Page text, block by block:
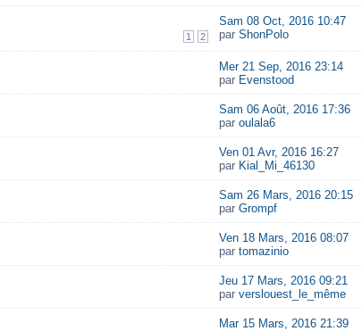
1 2
Sam 08 Oct, 2016 10:47
par ShonPolo
Mer 21 Sep, 2016 23:14
par Evenstood
Sam 06 Août, 2016 17:36
par oulala6
Ven 01 Avr, 2016 16:27
par Kial_Mi_46130
Sam 26 Mars, 2016 20:15
par Grompf
Ven 18 Mars, 2016 08:07
par tomazinio
Jeu 17 Mars, 2016 09:21
par verslouest_le_même
Mar 15 Mars, 2016 21:39